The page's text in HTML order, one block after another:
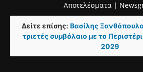
Αποτελέσματα |
Δείτε επίσης: Βασίλης
τριετές συμβόλαιο με το
2029